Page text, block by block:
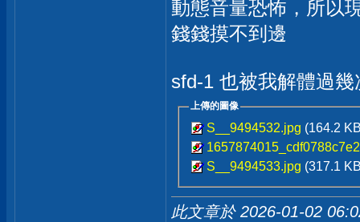
動態音量恐怖，所以
錢錢摸不到邊
sfd-1 也被我解體過
上傳的圖像
S__9494532.jpg (164.2
S__9494533.jpg (317.1
此文章於 2026-01-02